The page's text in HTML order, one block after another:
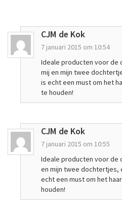
CJM de Kok
7 januari 2015 om 10:54
Ideale producten voor de
mij en mijn twee
is echt een must om het
te houden!
CJM de Kok
7 januari 2015 om 10:55
Ideale producten voor de
en mijn twee dochtertjes,
echt een must om het
houden!